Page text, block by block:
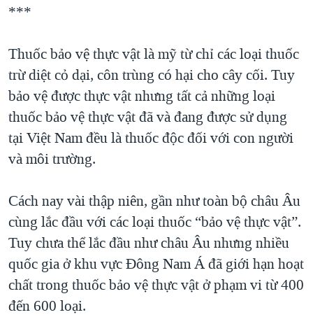
NGƯ DÂN VIỆT VÀ LÀN SÓNG TRỘM HẢI SÂM
QUAN HỆ VIỆT MỸ
***
Thuốc bảo vệ thực vật là mỹ từ chỉ các loại thuốc
trừ diệt cỏ dại, côn trùng có hại cho cây cối. Tuy
bảo vệ được thực vật nhưng tất cả những loại
thuốc bảo vệ thực vật đã và đang được sử dụng
tại Việt Nam đều là thuốc độc đối với con người
và môi trường.
Cách nay vài thập niên, gần như toàn bộ châu Âu
cùng lắc đầu với các loại thuốc “bảo vệ thực vật”.
Tuy chưa thể lắc đầu như châu Âu nhưng nhiều
quốc gia ở khu vực Đông Nam Á đã giới hạn hoạt
chất trong thuốc bảo vệ thực vật ở phạm vi từ 400
đến 600 loại.